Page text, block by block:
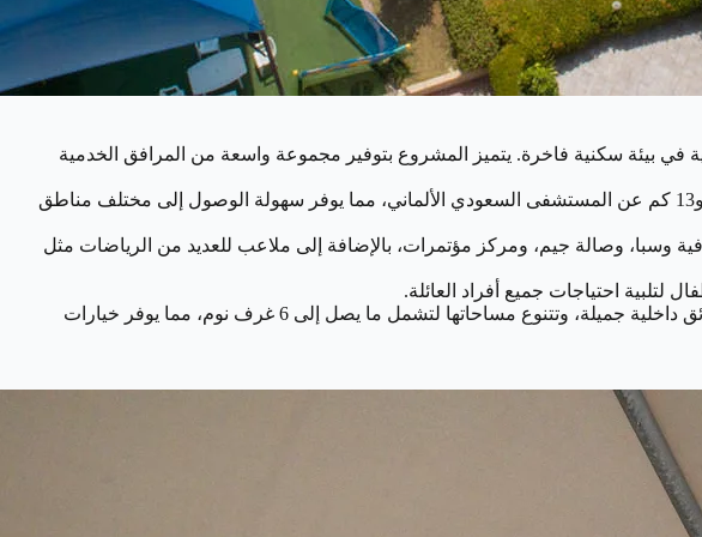
في بيئة سكنية فاخرة. يتميز المشروع بتوفير مجموعة واسعة من المرافق الخدمية
يقع كمباوند الشربتلي على طريق الأمير متعب بن عبد العزيز في حي المروة، ويبعد مسافة 20 كم عن سيتي ووك جدة و13 كم عن المستشفى السعودي الألماني، مما يوفر سهولة الوصول إلى مختلف مناطق
وسبا، وصالة جيم، ومركز مؤتمرات، بالإضافة إلى ملاعب للعديد من الرياضات مثل
احتياجات جميع أفراد العائلة.
أما بالنسبة لأنواع الوحدات المتوفرة، فيضم المشروع عددًا كبيرًا من الفيلات المستقلة، والتي تتميز بمسابح خاصة وحدائق داخلية جميلة، وتتنوع مساحاتها لتشمل ما يصل إلى 6 غرف نوم، مما يوفر خيارات